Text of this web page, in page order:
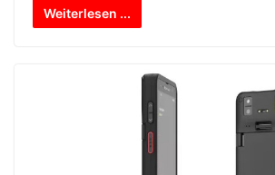
Weiterlesen ...